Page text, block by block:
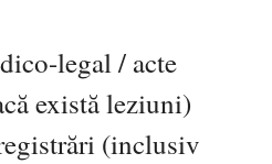
legal / acte
există leziuni)
(inclusiv